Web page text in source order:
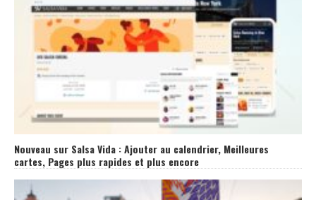
Nouveau sur Salsa Vida : Ajouter au calendrier, Meilleures
cartes, Pages plus rapides et plus encore